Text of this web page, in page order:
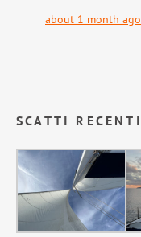
about 1 month ago
SCATTI RECENTI